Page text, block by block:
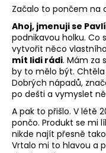
Začalo to pončem na
Ahoj, jmenuji se
podnikavou holku. Co
vytvořit něco
mít lidi rádi. Mám za
by to mělo být.
Dobrých nápadů,
po dešti a vymyslet
A pak to přišlo. V létě
pončo. Produkt se mi
nikde najít přesně
Vrtalo mi to hlavou a
o
p
o
t
ř
e
b
u
j